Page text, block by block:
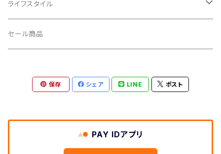
CLIK/クリック
CUSH CORE/クッシュコア
DEFEET/デフィート
DIXNA/ディズナ
輪行小物
バイクカバー
その他
ライフスタイル
キャップ
アクセサリー
セール商品
保存 シェア LINE ポスト
PAY IDアプリ